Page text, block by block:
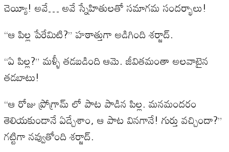
చెయ్యీ! అవే… అవే స్నేహితులతో సమాగమ సందర్భాలు!
“ఆ పిల్ల పేరేమిటి?” హఠాత్తుగా అడిగింది శర్జాద్.
“ఏ పిల్ల?” మళ్ళీ తడబడింది ఆమె. జీవితమంతా అలవాటైన
తడబాటు!
“ఆ రోజు ప్రోగ్రామ్ లో పాట పాడిన పిల్ల. మనమందరం
తెలియకుండానే ఏడ్చేశాం, ఆ పాట వినగానే! గుర్తు వచ్చిందా?”
గట్టిగా నవ్వుతోంది శర్జాద్.